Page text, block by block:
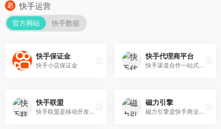
快手运营
官方网站 快手数据
快手保证金
快手小店保证金
快手代理商平台
快手渠道合作一站式服务平台。提供商务管理、高效协作、代理成长等全面服务。赋能快手合作伙伴效率提升,创建渠道共赢生态。
快手联盟
快手联盟是移动开发者短视频商业生态联盟，秉持着“视频即服务”的理念，致力于提供创新的短视频/直播商业解决方案，实现用户时长增加、黏性增强，助力用户增长与变现LTV的提升。快手联盟包含广告联盟、内容联盟两种业务形态，旨在通过丰富的优质短视频内容和直播能力，引领行业进入联盟3.0时代。
磁力引擎
磁力引擎是快手商业化营销服务平台，旗下拥有磁力聚星、磁力金牛、信息流广告等一系列广告产品、商业服务工具和平台，助力品牌打造快手营销新主场。2021年，磁力引擎提出“新市井商业”全新定位，在公域有广度、私域有粘性、商域有闭环的生态下，品牌可以持续在快手实现扩圈、连接、经营和洞察四大价值。